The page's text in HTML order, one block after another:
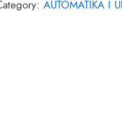
AUTOMATIKA I